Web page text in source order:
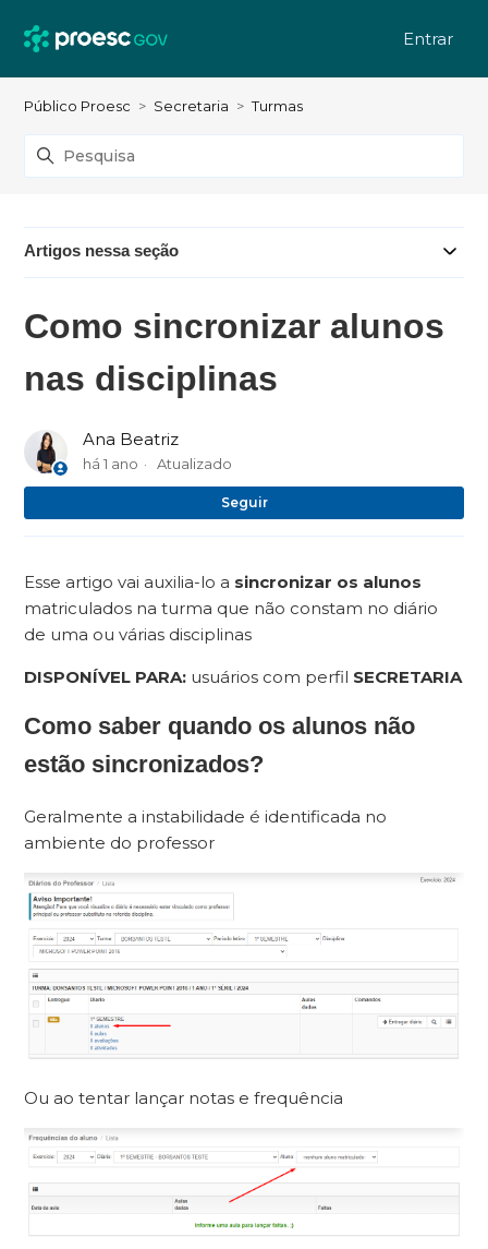
Entrar
Público Proesc Secretaria Turmas
Artigos nessa seção
Como sincronizar alunos
nas disciplinas
Ana Beatriz
há 1 ano Atualizado
Seguir
Esse artigo vai auxilia-lo a sincronizar os alunos
matriculados na turma que não constam no diário
de uma ou várias disciplinas
DISPONÍVEL PARA: usuários com perfil SECRETARIA
Como saber quando os alunos não
estão sincronizados?
Geralmente a instabilidade é identificada no
ambiente do professor
Ou ao tentar lançar notas e frequência